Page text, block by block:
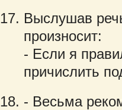
Выслушав
произносит:
- Если я
причислить
- Весьма